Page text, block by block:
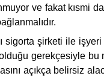
ve fakat kısmi
şirketi ile işyeri
olduğu gerekçesiyle
açıkça belirsiz